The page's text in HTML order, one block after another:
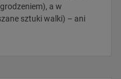
a w
sztuki walki) – ani